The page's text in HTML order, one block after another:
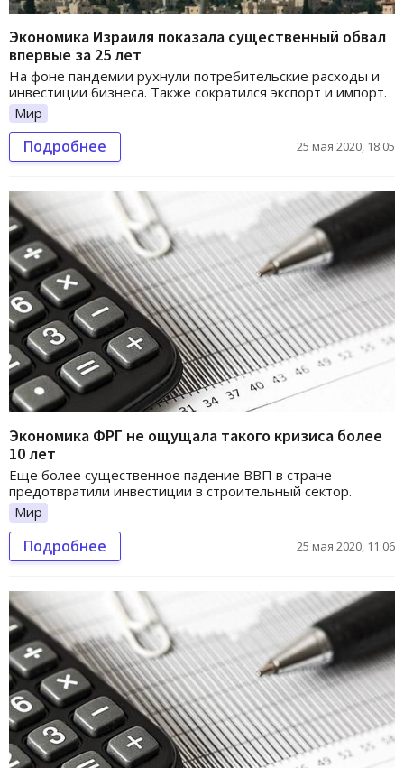
Экономика Израиля показала существенный обвал
впервые за 25 лет
На фоне пандемии рухнули потребительские расходы и
инвестиции бизнеса. Также сократился экспорт и импорт.
Мир
Подробнее 25 мая 2020, 18:05
Экономика ФРГ не ощущала такого кризиса более
10 лет
Еще более существенное падение ВВП в стране
предотвратили инвестиции в строительный сектор.
Мир
Подробнее 25 мая 2020, 11:06